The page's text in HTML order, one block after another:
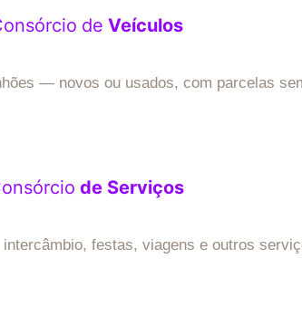
de Veículos
— novos ou usados, com parcelas
de Serviços
festas, viagens e outros